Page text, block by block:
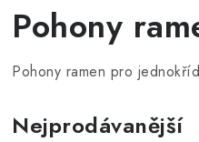
Pohony
Pohony ramen pro
Nejprodávanější